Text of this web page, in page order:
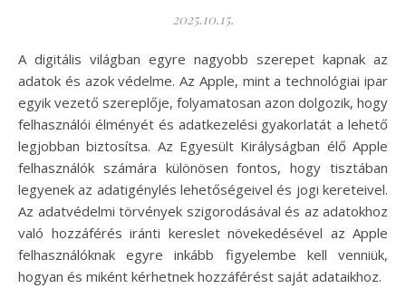
2025.10.15.
A digitális világban egyre nagyobb szerepet kapnak az
adatok és azok védelme. Az Apple, mint a technológiai ipar
egyik vezető szereplője, folyamatosan azon dolgozik, hogy
felhasználói élményét és adatkezelési gyakorlatát a lehető
legjobban biztosítsa. Az Egyesült Királyságban élő Apple
felhasználók számára különösen fontos, hogy tisztában
legyenek az adatigénylés lehetőségeivel és jogi kereteivel.
Az adatvédelmi törvények szigorodásával és az adatokhoz
való hozzáférés iránti kereslet növekedésével az Apple
felhasználóknak egyre inkább figyelembe kell venniük,
hogyan és miként kérhetnek hozzáférést saját adataikhoz.